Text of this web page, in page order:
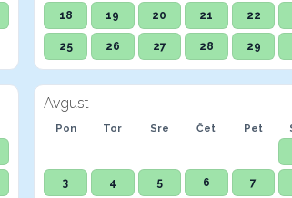
18 19 20 21 22
25 26 27 28 29
Avgust
Pon Tor Sre Čet Pet
3 4 5 6 7